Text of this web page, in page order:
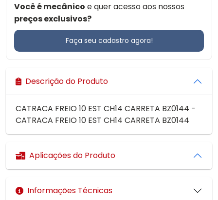
Você é mecânico e quer acesso aos nossos
preços exclusivos?
Faça seu cadastro agora!
Descrição do Produto
CATRACA FREIO 10 EST CH14 CARRETA BZ0144 -
CATRACA FREIO 10 EST CH14 CARRETA BZ0144
Aplicações do Produto
Informações Técnicas